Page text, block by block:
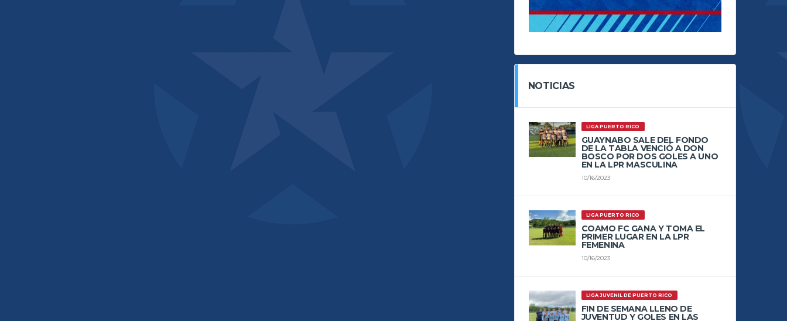
NOTICIAS
LIGA PUERTO RICO
GUAYNABO SALE DEL FONDO
DE LA TABLA VENCIÓ A DON
BOSCO POR DOS GOLES A UNO
EN LA LPR MASCULINA
10/16/2023
LIGA PUERTO RICO
COAMO FC GANA Y TOMA EL
PRIMER LUGAR EN LA LPR
FEMENINA
10/16/2023
LIGA JUVENIL DE PUERTO RICO
FIN DE SEMANA LLENO DE
JUVENTUD Y GOLES EN LAS